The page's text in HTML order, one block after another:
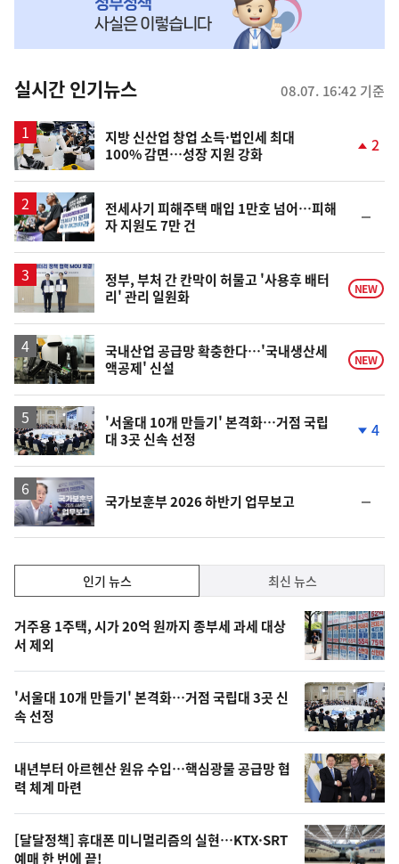
뉴
스
실시간 인기뉴스 08.07. 16:42 기준
지방 신산업 창업 소득·법인세 최대
100% 감면…성장 지원 강화
계
2
전세사기 피해주택 매입 1만호 넘어…피해
자 지원도 7만 건
일
정부, 부처 간 칸막이 허물고 '사용후 배터
리' 관리 일원화
NEW
국내산업 공급망 확충한다…'국내생산세
액공제' 신설
NEW
'서울대 10개 만들기' 본격화…거점 국립
대 3곳 신속 선정
계
4
영
상
국가보훈부 2026 하반기 업무보고
일
기,
최
신,
오
늘
의
영
상
오
인기 뉴스 최신 뉴스
기
뉴
스
거주용 1주택, 시가 20억 원까지 종부세 과세 대상
서 제외
'서울대 10개 만들기' 본격화…거점 국립대 3곳 신
속 선정
내년부터 아르헨산 원유 수입…핵심광물 공급망 협
력 체계 마련
[달달정책] 휴대폰 미니멀리즘의 실현…KTX·SRT
예매 한 번에 끝!